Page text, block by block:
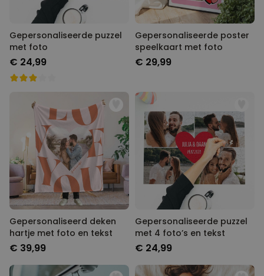
Gepersonaliseerde puzzel
met foto
€ 24,99
Gepersonaliseerde poster
speelkaart met foto
€ 29,99
Gepersonaliseerd deken
hartje met foto en tekst
€ 39,99
Gepersonaliseerde puzzel
met 4 foto’s en tekst
€ 24,99